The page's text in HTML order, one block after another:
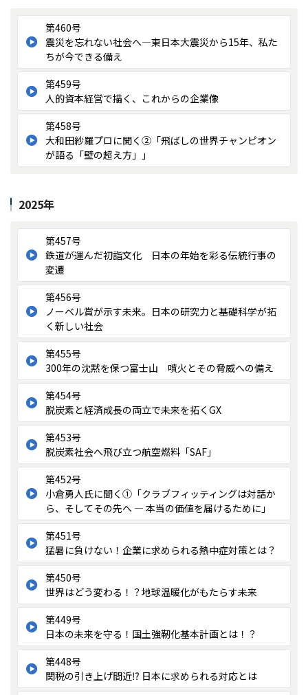
第460号
震災を忘れない社会へ―東日本大震災から15年、私た
ちが今できる備え
第459号
人的資本経営で描く、これからの企業像
第458号
大和田紗羅プロに聞く②「飛ばしの世界チャンピオン
が語る「壁の超え方」」
2025年
第457号
鉄道が運んだ初詣文化 日本の年始を彩る伝統行事の
変遷
第456号
ノーベル賞が示す未来。日本の研究力と基礎科学が拓
く新しい社会
第455号
300年の沈黙を保つ富士山 噴火とその脅威への備え
第454号
脱炭素と経済成長の両立で未来を拓くGX
第453号
脱炭素社会へ飛び立つ航空燃料「SAF」
第452号
小倉勇人氏に聞く①「クラブフィッティングは対話か
ら、そしてその先へ ― 本当の価値を届けるために」
第451号
猛暑に負けない！企業に求められる熱中症対策とは？
第450号
世界はどう変わる！？地球温暖化がもたらす未来
第449号
日本の未来を守る！国土強靭化基本計画とは！？
第448号
関税の引き上げ間近⁉ 日本に求められる対応とは